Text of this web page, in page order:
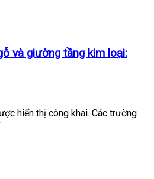
và giường tầng kim loại:
hiển thị công khai. Các trường